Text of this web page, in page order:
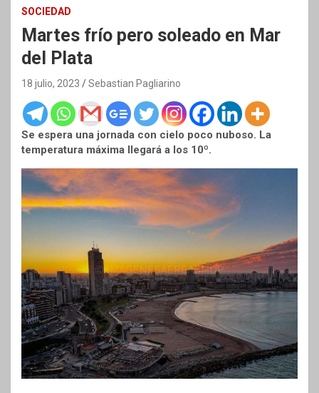
SOCIEDAD
Martes frío pero soleado en Mar
del Plata
18 julio, 2023 Sebastian Pagliarino
Se espera una jornada con cielo poco nuboso. La
temperatura máxima llegará a los 10º.